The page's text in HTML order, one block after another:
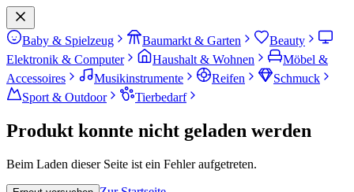
Baby & Spielzeug Baumarkt & Garten
Beauty
Elektronik & Computer
Haushalt & Wohnen
Möbel &
Accessoires
Musikinstrumente Reifen
Schmuck
Sport & Outdoor
Tierbedarf
Produkt konnte nicht geladen werden
Beim Laden dieser Seite ist ein Fehler aufgetreten.